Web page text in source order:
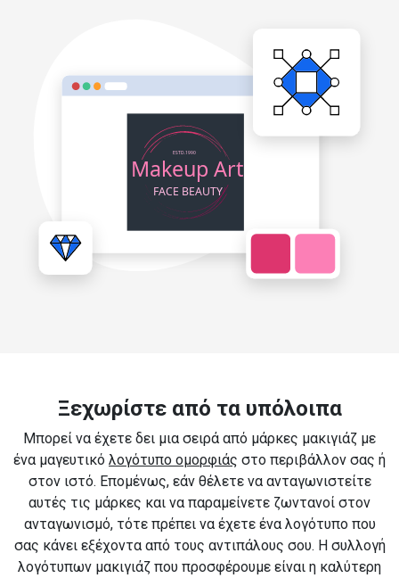
Ξεχωρίστε από τα υπόλοιπα
Μπορεί να έχετε δει μια σειρά από μάρκες μακιγιάζ με
ένα μαγευτικό λογότυπο ομορφιάς στο περιβάλλον σας ή
στον ιστό. Επομένως, εάν θέλετε να ανταγωνιστείτε
αυτές τις μάρκες και να παραμείνετε ζωντανοί στον
ανταγωνισμό, τότε πρέπει να έχετε ένα λογότυπο που
σας κάνει εξέχοντα από τους αντιπάλους σου. Η συλλογή
λογότυπων μακιγιάζ που προσφέρουμε είναι η καλύτερη